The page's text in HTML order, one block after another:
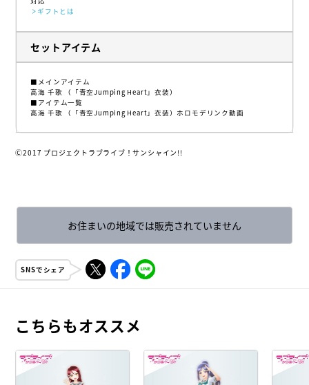
ギフトとは
セットアイテム
■メインアイテム
高海 千歌 （「青空Jumping Heart」衣装）
■アイテム一覧
高海 千歌 （「青空Jumping Heart」衣装）ホロモデリンク動画
Ⓒ2017 プロジェクトラブライブ！サンシャイン!!
お住まいの地域では販売されていません
SNSでシェア
こちらもオススメ